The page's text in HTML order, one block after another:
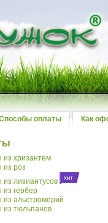
оплаты Как
из хризантем
из роз
из лизиантусов
из гербер
из альстромерий
из тюльпанов